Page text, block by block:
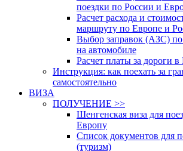
поездки по России и
Расчет расхода и
маршруту по Европе и
Выбор заправок (АЗС)
на автомобиле
Расчет платы за дороги
Инструкция: как поехать за
самостоятельно
ВИЗА
ПОЛУЧЕНИЕ >>
Шенгенская виза для
Европу
Список документов для
(туризм)